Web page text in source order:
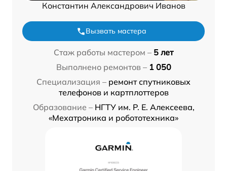
Константин Александрович Иванов
Вызвать мастера
Стаж работы мастером – 5 лет
Выполнено ремонтов – 1 050
Специализация – ремонт спутниковых
телефонов и картплоттеров
Образование – НГТУ им. Р. Е. Алексеева,
«Мехатроника и робототехника»